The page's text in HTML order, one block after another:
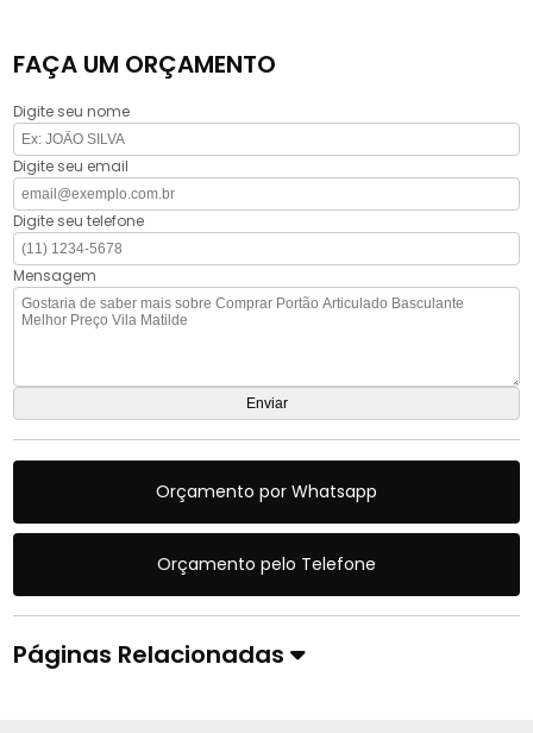
FAÇA UM ORÇAMENTO
Digite seu nome
Digite seu email
Digite seu telefone
Mensagem
Orçamento por Whatsapp
Orçamento pelo Telefone
Páginas Relacionadas